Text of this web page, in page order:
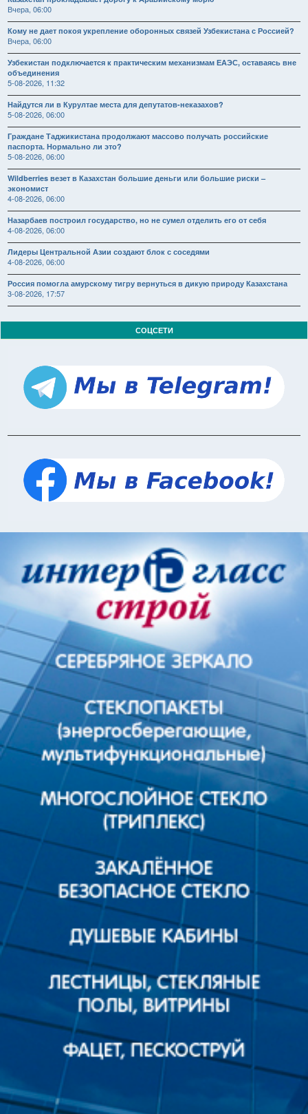
Вчера, 06:00
Кому не дает покоя укрепление оборонных связей Узбекистана с Россией?
Вчера, 06:00
Узбекистан подключается к практическим механизмам ЕАЭС, оставаясь вне
объединения
5-08-2026, 11:32
Найдутся ли в Курултае места для депутатов-неказахов?
5-08-2026, 06:00
Граждане Таджикистана продолжают массово получать российские
паспорта. Нормально ли это?
5-08-2026, 06:00
Wildberries везет в Казахстан большие деньги или большие риски –
экономист
4-08-2026, 06:00
Назарбаев построил государство, но не сумел отделить его от себя
4-08-2026, 06:00
Лидеры Центральной Азии создают блок с соседями
4-08-2026, 06:00
Россия помогла амурскому тигру вернуться в дикую природу Казахстана
3-08-2026, 17:57
СОЦСЕТИ